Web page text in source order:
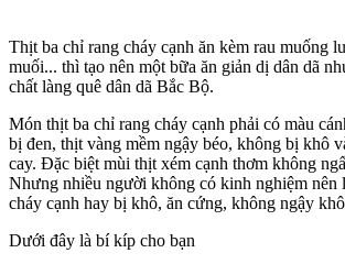
Thịt ba chỉ rang cháy cạnh ăn kèm rau muống
muối... thì tạo nên một bữa ăn giản dị dân dã
chất làng quê dân dã Bắc Bộ.
Món thịt ba chỉ rang cháy cạnh phải có màu
bị đen, thịt vàng mềm ngậy béo, không bị khô
cay. Đặc biệt mùi thịt xém cạnh thơm không
Nhưng nhiều người không có kinh nghiệm nên
cháy cạnh hay bị khô, ăn cứng, không ngậy
Dưới đây là bí kíp cho bạn